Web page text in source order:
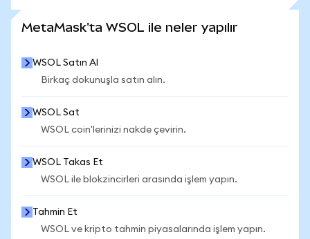
MetaMask'ta WSOL ile neler yapılır
WSOL Satın Al
Birkaç dokunuşla satın alın.
WSOL Sat
WSOL coin'lerinizi nakde çevirin.
WSOL Takas Et
WSOL ile blokzincirleri arasında işlem yapın.
Tahmin Et
WSOL ve kripto tahmin piyasalarında işlem yapın.